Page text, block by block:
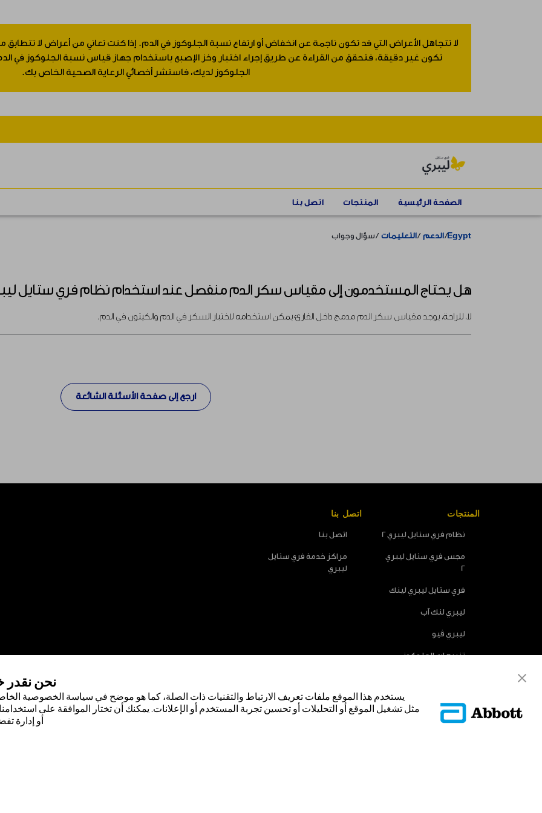
لا تتجاهل الأعراض التي قد تكون ناجمة عن انخفاض أو ارتفاع نسبة الجلوكوز في الدم. إذا كنت تعاني من أعراض لا
تكون غير دقيقة، فتحقق من القراءة عن طريق إجراء اختبار وخز الإصبع باستخدام جهاز قياس نسبة الجلوكوز في
الجلوكوز لديك، فاستشر أخصائي الرعاية الصحية الخاص بك.
الصفحة الرئيسية المنتجات اتصل بنا
Egypt الدعم التعليمات سؤال وجواب
هل يحتاج المستخدمون إلى مقياس سكر الدم منفصل عند استخدام نظام فري ستايل
لا، للراحة، يوجد مقياس سكر الدم مدمج داخل القارئ يمكن استخدامه لاختبار السكر في الدم والكيتون في الدم.
ارجع إلى صفحة الأسئلة الشائعة
المنتجات
نظام فري ستايل ليبري 2
مجس فري ستايل ليبري
2
فري ستايل ليبري لينك
ليبري لنك آب
ليبري ڤيو
تنبيهات الجلوكوز
اتصل بنا
اتصل بنا
مراكز خدمة فري ستايل
ليبري
نحن
يستخدم هذا الموقع ملفات تعريف الارتباط والتقنيات ذات الصلة، كما هو موضح في سياسة الخصوصية
مثل تشغيل الموقع أو التحليلات أو تحسين تجربة المستخدم أو الإعلانات. يمكنك أن تختار الموافقة على
أو إدارة